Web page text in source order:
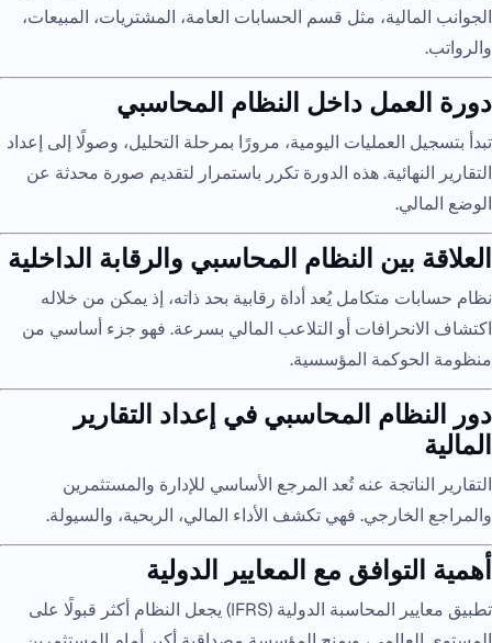
الجوانب المالية، مثل قسم الحسابات العامة، المشتريات، المبيعات،
والرواتب.
دورة العمل داخل النظام المحاسبي
تبدأ بتسجيل العمليات اليومية، مرورًا بمرحلة التحليل، وصولًا إلى إعداد
التقارير النهائية. هذه الدورة تكرر باستمرار لتقديم صورة محدثة عن
الوضع المالي.
العلاقة بين النظام المحاسبي والرقابة الداخلية
نظام حسابات متكامل يُعد أداة رقابية بحد ذاته، إذ يمكن من خلاله
اكتشاف الانحرافات أو التلاعب المالي بسرعة. فهو جزء أساسي من
منظومة الحوكمة المؤسسية.
دور النظام المحاسبي في إعداد التقارير
المالية
التقارير الناتجة عنه تُعد المرجع الأساسي للإدارة والمستثمرين
والمراجع الخارجي. فهي تكشف الأداء المالي، الربحية، والسيولة.
أهمية التوافق مع المعايير الدولية
تطبيق معايير المحاسبة الدولية (IFRS) يجعل النظام أكثر قبولًا على